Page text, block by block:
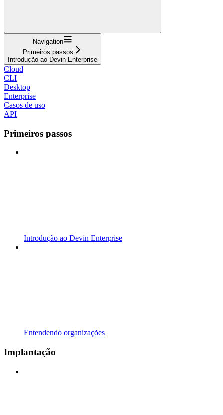
Navigation
Primeiros passos
Introdução ao Devin Enterprise
Cloud
CLI
Desktop
Enterprise
Casos de uso
API
Primeiros passos
Introdução ao Devin Enterprise
Entendendo organizações
Implantação